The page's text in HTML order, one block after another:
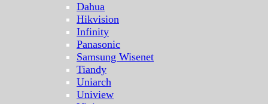
Dahua
Hikvision
Infinity
Panasonic
Samsung Wisenet
Tiandy
Uniarch
Uniview